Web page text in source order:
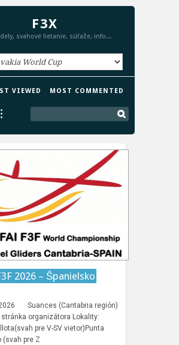
F3X
svahové lietanie, súťaže, info...
VIEWED MOST COMMENTED
2026 – Španielsko
Suances (Cantabria región)
organizátora Lokality:
pre V-SV vietor)Punta
(svah pre Z